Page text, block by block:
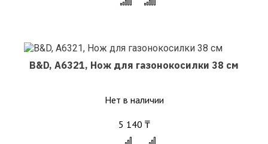
B&D, A6321, Нож для газонокосилки 38 см
Нет в наличии
5 140 ₸